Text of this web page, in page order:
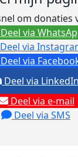
om donaties
via
Deel via
Deel via e-mail
Deel via SMS
Deel via LinkedIn
via